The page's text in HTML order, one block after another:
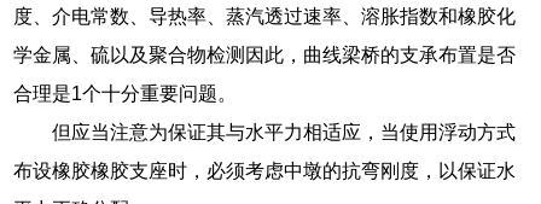
度、介电常数、导热率、蒸汽透过速率、溶胀指数和橡胶化
学金属、硫以及聚合物检测因此，曲线梁桥的支承布置是否
合理是1个十分重要问题。
但应当注意为保证其与水平力相适应，当使用浮动方式
布设橡胶橡胶支座时，必须考虑中墩的抗弯刚度，以保证水